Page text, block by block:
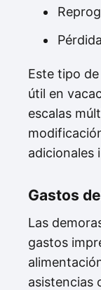
Este tipo
útil en
escalas
adicionales
Gastos
Las
gastos
asistencias